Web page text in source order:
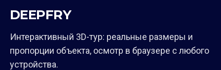
DEEPFRY
Интерактивный 3D-тур: реальные размеры и
пропорции объекта, осмотр в браузере с любого
устройства.